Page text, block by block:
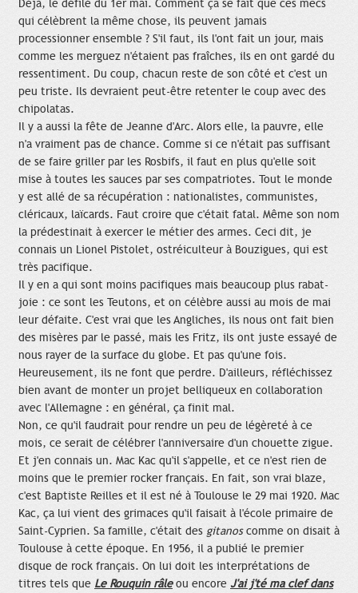
Déjà, le défilé du 1er mai. Comment ça se fait que ces mecs
qui célèbrent la même chose, ils peuvent jamais
processionner ensemble ? S'il faut, ils l'ont fait un jour, mais
comme les merguez n'étaient pas fraîches, ils en ont gardé du
ressentiment. Du coup, chacun reste de son côté et c'est un
peu triste. Ils devraient peut-être retenter le coup avec des
chipolatas.
Il y a aussi la fête de Jeanne d'Arc. Alors elle, la pauvre, elle
n'a vraiment pas de chance. Comme si ce n'était pas suffisant
de se faire griller par les Rosbifs, il faut en plus qu'elle soit
mise à toutes les sauces par ses compatriotes. Tout le monde
y est allé de sa récupération : nationalistes, communistes,
cléricaux, laïcards. Faut croire que c'était fatal. Même son nom
la prédestinait à exercer le métier des armes. Ceci dit, je
connais un Lionel Pistolet, ostréiculteur à Bouzigues, qui est
très pacifique.
Il y en a qui sont moins pacifiques mais beaucoup plus rabat-
joie : ce sont les Teutons, et on célèbre aussi au mois de mai
leur défaite. C'est vrai que les Angliches, ils nous ont fait bien
des misères par le passé, mais les Fritz, ils ont juste essayé de
nous rayer de la surface du globe. Et pas qu'une fois.
Heureusement, ils ne font que perdre. D'ailleurs, réfléchissez
bien avant de monter un projet belliqueux en collaboration
avec l'Allemagne : en général, ça finit mal.
Non, ce qu'il faudrait pour rendre un peu de légèreté à ce
mois, ce serait de célébrer l'anniversaire d'un chouette zigue.
Et j'en connais un. Mac Kac qu'il s'appelle, et ce n'est rien de
moins que le premier rocker français. En fait, son vrai blaze,
c'est Baptiste Reilles et il est né à Toulouse le 29 mai 1920. Mac
Kac, ça lui vient des grimaces qu'il faisait à l'école primaire de
Saint-Cyprien. Sa famille, c'était des gitanoscomme on disait à
Toulouse à cette époque. En 1956, il a publié le premier
disque de rock français. On lui doit les interprétations de
titres tels que Le Rouquin râleou encore J'ai j'té ma clef dans